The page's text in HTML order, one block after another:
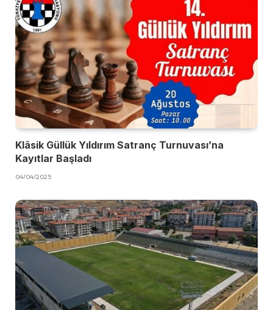
Klâsik Güllük Yıldırım Satranç Turnuvası’na
Kayıtlar Başladı
04/04/2025